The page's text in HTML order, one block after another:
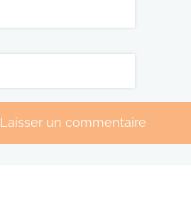
Laisser un commentaire